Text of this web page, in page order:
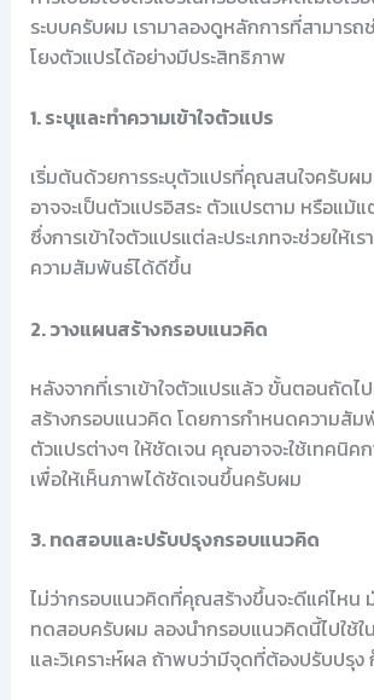
ระบบครับผม เรามาลองดูหลักการที่สามาร
โยงตัวแปรได้อย่างมีประสิทธิภาพ
1. ระบุและทำความเข้าใจตัวแปร
เริ่มต้นด้วยการระบุตัวแปรที่คุณสนใจครับผ
อาจจะเป็นตัวแปรอิสระ ตัวแปรตาม หรือแม้
ซึ่งการเข้าใจตัวแปรแต่ละประเภทจะช่วยให้เร
ความสัมพันธ์ได้ดีขึ้น
2. วางแผนสร้างกรอบแนวคิด
หลังจากที่เราเข้าใจตัวแปรแล้ว ขั้นตอนถัดไ
สร้างกรอบแนวคิด โดยการกำหนดความสัม
ตัวแปรต่างๆ ให้ชัดเจน คุณอาจจะใช้เทคนิค
เพื่อให้เห็นภาพได้ชัดเจนขึ้นครับผม
3. ทดสอบและปรับปรุงกรอบแนวคิด
ไม่ว่ากรอบแนวคิดที่คุณสร้างขึ้นจะดีแค่ไหน
ทดสอบครับผม ลองนำกรอบแนวคิดนี้ไปใช้ใ
และวิเคราะห์ผล ถ้าพบว่ามีจุดที่ต้องปรับปรุง